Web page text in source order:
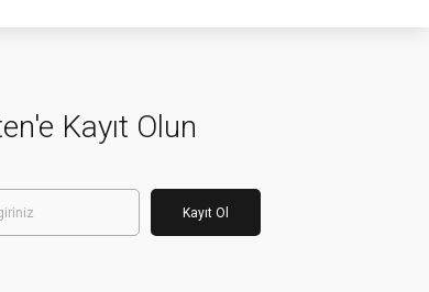
Kayıt Olun
Kayıt Ol